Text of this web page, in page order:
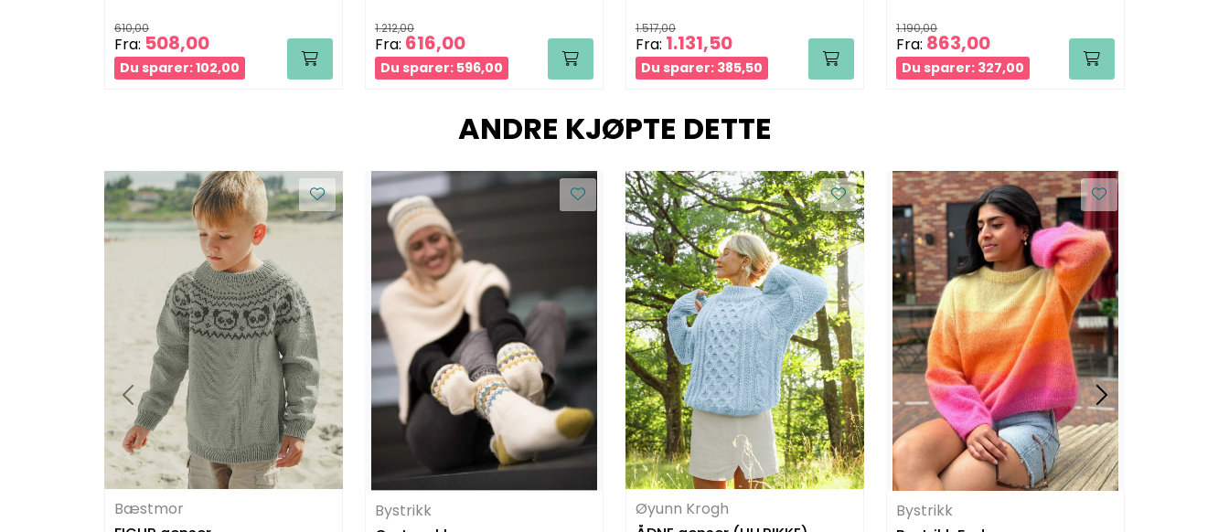
610,00
Fra: 508,00
Du sparer: 102,00
1.212,00
Fra: 616,00
Du sparer: 596,00
1.517,00
Fra: 1.131,50
Du sparer: 385,50
1.190,00
Fra: 863,00
Du sparer: 327,00
ANDRE KJØPTE DETTE
Bæstmor
Bystrikk
Øyunn Krogh
Bystrikk